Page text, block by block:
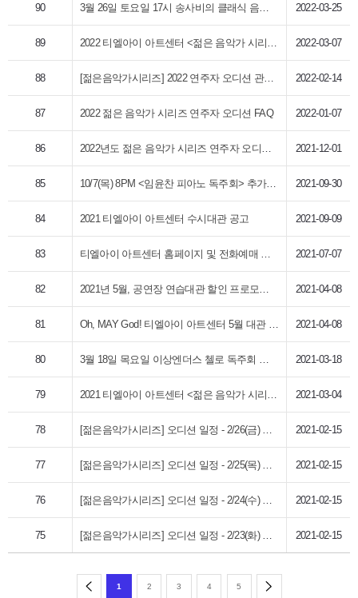
90 2022-03-25
89 2022-03-07
88 [젊은음악가시리즈] 2022 연주자 오디션 관련 사전 안내 2022-02-14
87 2022 젊은 음악가 시리즈 연주자 오디션 FAQ 2022-01-07
86 2021-12-01
85 10/7(목) 8PM <임윤찬 피아노 독주회> 추가오픈 안내 2021-09-30
84 2021 티엘아이 아트센터 수시대관 공고 2021-09-09
83 2021-07-07
82 2021-04-08
81 2021-04-08
80 2021-03-18
79 2021-03-04
78 2021-02-15
77 2021-02-15
76 2021-02-15
75 2021-02-15
1 2 3 4 5